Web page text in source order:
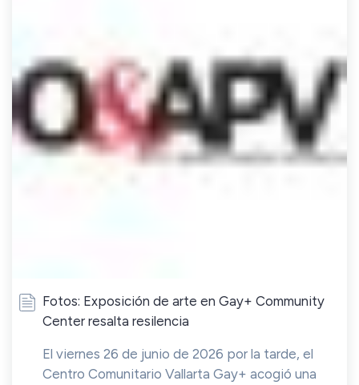
Fotos: Exposición de arte en Gay+ Community
Center resalta resilencia
El viernes 26 de junio de 2026 por la tarde, el
Centro Comunitario Vallarta Gay+ acogió una